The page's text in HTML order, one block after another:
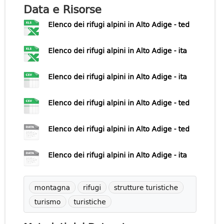
Data e Risorse
Elenco dei rifugi alpini in Alto Adige - ted
Elenco dei rifugi alpini in Alto Adige - ita
Elenco dei rifugi alpini in Alto Adige - ita
Elenco dei rifugi alpini in Alto Adige - ted
Elenco dei rifugi alpini in Alto Adige - ted
Elenco dei rifugi alpini in Alto Adige - ita
montagna rifugi
strutture turistiche
turismo
turistiche